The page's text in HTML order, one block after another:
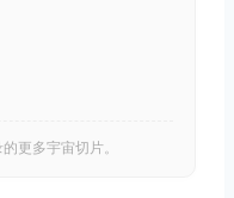
更多宇宙切片。